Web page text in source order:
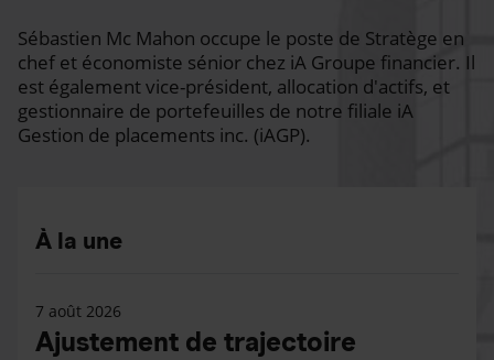
Sébastien Mc Mahon occupe le poste de Stratège en
chef et économiste sénior chez iA Groupe financier. Il
est également vice-président, allocation d'actifs, et
gestionnaire de portefeuilles de notre filiale iA
Gestion de placements inc. (iAGP).
À la une
7 août 2026
Ajustement de trajectoire